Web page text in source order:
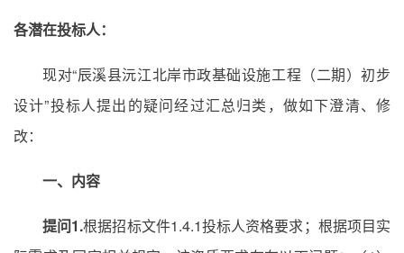
各潜在投标人：
现对“辰溪县沅江北岸市政基础设施工程（二期）初步
设计”投标人提出的疑问经过汇总归类，做如下澄清、修
改：
一、内容
提问1.根据招标文件1.4.1投标人资格要求；根据项目实